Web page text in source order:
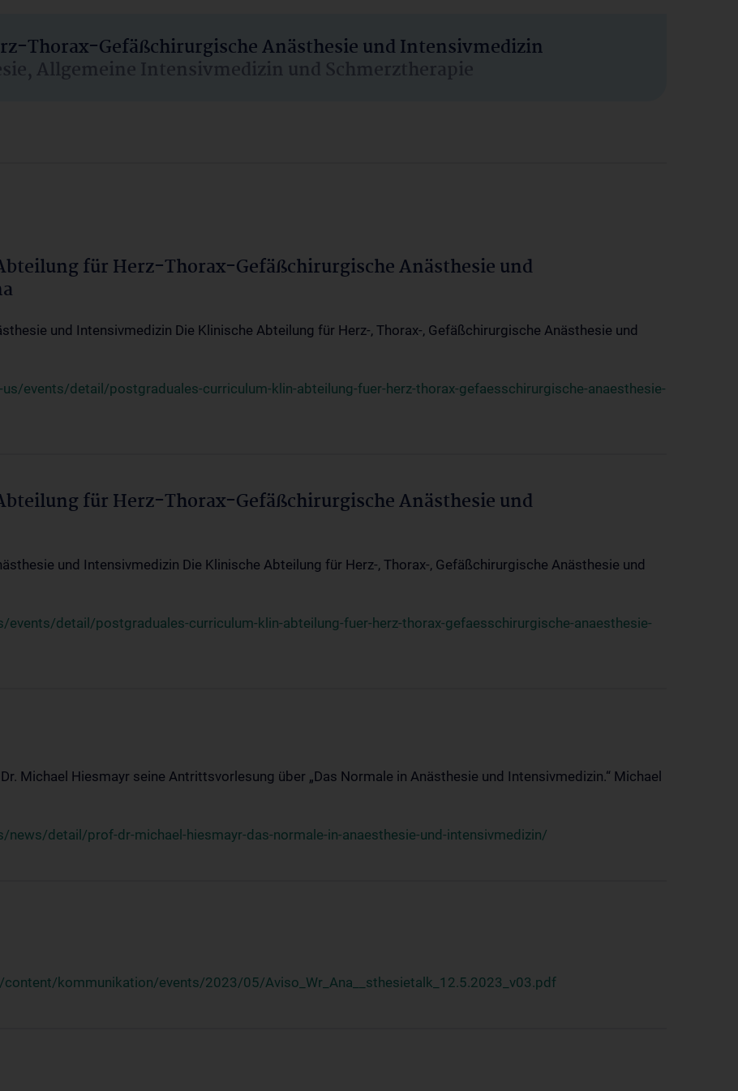
Thorax-Gefäßchirurgische Anästhesie und Intensivmedizin
Allgemeine Intensivmedizin und Schmerztherapie
für Herz-Thorax-Gefäßchirurgische Anästhesie und
und Intensivmedizin Die Klinische Abteilung für Herz-, Thorax-, Gefäßchirurgische Anästhesie und
events/detail/postgraduales-curriculum-klin-abteilung-fuer-herz-thorax-gefaesschirurgische-anaesthesie-
für Herz-Thorax-Gefäßchirurgische Anästhesie und
und Intensivmedizin Die Klinische Abteilung für Herz-, Thorax-, Gefäßchirurgische Anästhesie und
detail/postgraduales-curriculum-klin-abteilung-fuer-herz-thorax-gefaesschirurgische-anaesthesie-
Michael Hiesmayr seine Antrittsvorlesung über „Das Normale in Anästhesie und Intensivmedizin.“ Michael
detail/prof-dr-michael-hiesmayr-das-normale-in-anaesthesie-und-intensivmedizin/
kommunikation/events/2023/05/Aviso_Wr_Ana__sthesietalk_12.5.2023_v03.pdf